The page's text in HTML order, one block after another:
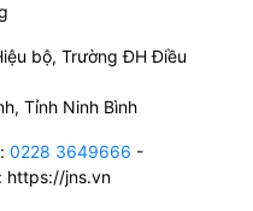
bộ, Trường ĐH Điều
Tỉnh Ninh Bình
0228 3649666 -
https://jns.vn